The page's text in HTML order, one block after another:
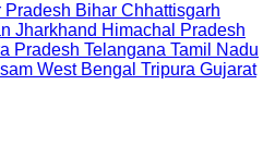
Pradesh Bihar Chhattisgarh
Jharkhand Himachal Pradesh
Pradesh Telangana Tamil Nadu
West Bengal Tripura Gujarat